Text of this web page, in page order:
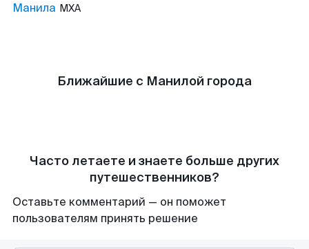
Манила MXA
Ближайшие с Манилой города
Часто летаете и знаете больше других
путешественников?
Оставьте комментарий — он поможет
пользователям принять решение